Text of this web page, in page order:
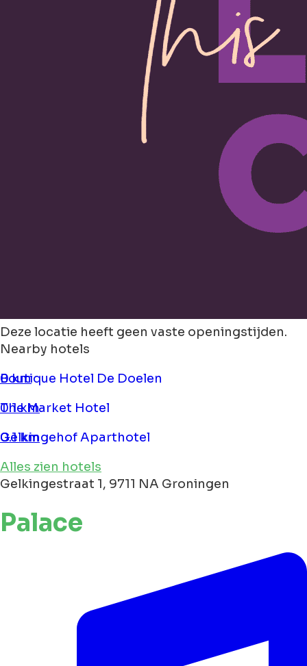
Deze locatie heeft geen vaste openingstijden.
Nearby hotels
Boutique Hotel De Doelen
0 km
The Market Hotel
0.1 km
Gelkingehof Aparthotel
0.1 km
Alles zien hotels
Gelkingestraat 1, 9711 NA Groningen
Palace